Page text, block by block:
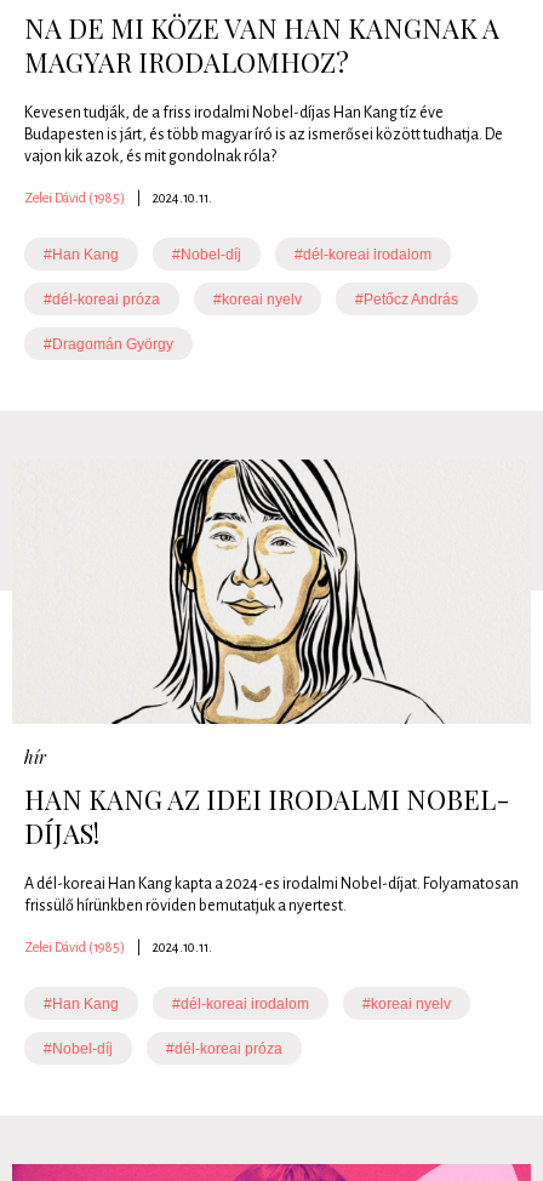
NA DE MI KÖZE VAN HAN KANGNAK A
MAGYAR IRODALOMHOZ?
Kevesen tudják, de a friss irodalmi Nobel-díjas Han Kang tíz éve
Budapesten is járt, és több magyar író is az ismerősei között tudhatja. De
vajon kik azok, és mit gondolnak róla?
Zelei Dávid (1985) 2024.10.11.
#Han Kang #Nobel-díj #dél-koreai irodalom
#dél-koreai próza #koreai nyelv #Petőcz András
#Dragomán György
hír
HAN KANG AZ IDEI IRODALMI NOBEL-
DÍJAS!
A dél-koreai Han Kang kapta a 2024-es irodalmi Nobel-díjat. Folyamatosan
frissülő hírünkben röviden bemutatjuk a nyertest.
Zelei Dávid (1985) 2024.10.11.
#Han Kang #dél-koreai irodalom #koreai nyelv
#Nobel-díj #dél-koreai próza